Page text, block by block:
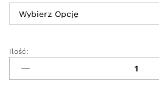
Przekładnia
kierownicza
-
Ilość: